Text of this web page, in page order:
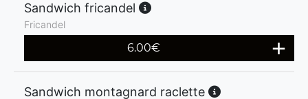
Sandwich fricandel
Fricandel
6.00€
Sandwich montagnard raclette